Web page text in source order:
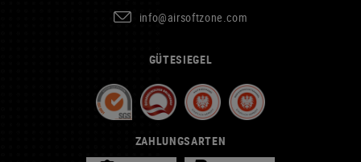
info@airsoftzone.com
GÜTESIEGEL
ZAHLUNGSARTEN